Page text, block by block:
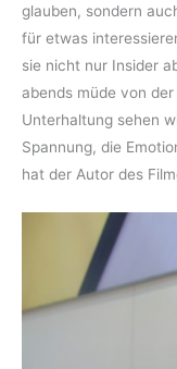
glauben, sondern
für etwas
sie nicht nur Insider
abends müde von
Unterhaltung sehen
Spannung, die
hat der Autor des